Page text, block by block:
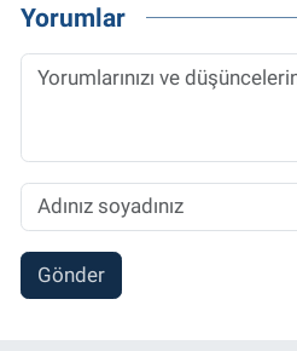
Yorumlar
Gönder